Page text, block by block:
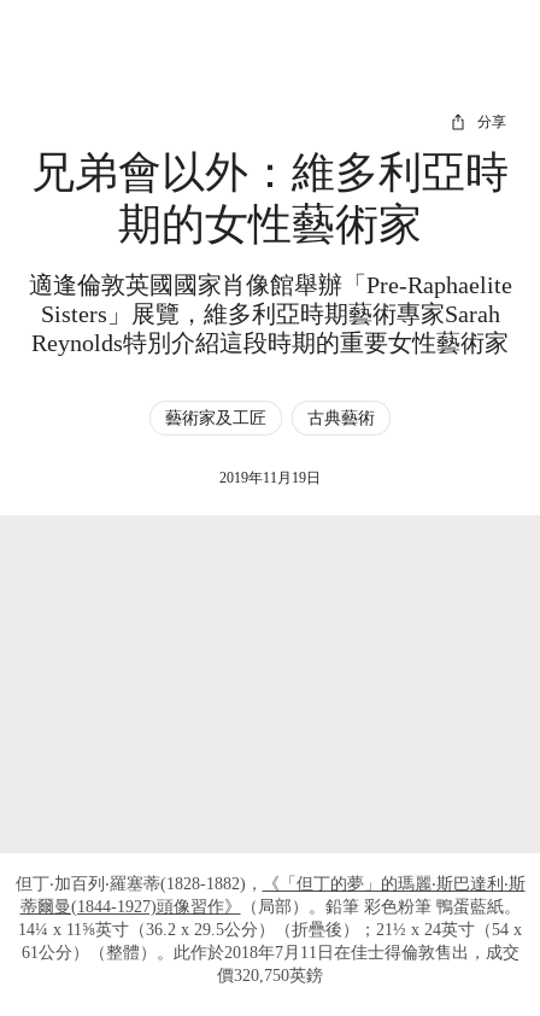
分享
兄弟會以外：維多利亞時
期的女性藝術家
適逢倫敦英國國家肖像館舉辦「Pre-Raphaelite
Sisters」展覽，維多利亞時期藝術專家Sarah
Reynolds特別介紹這段時期的重要女性藝術家
藝術家及工匠 古典藝術
2019年11月19日
但丁‧加百列‧羅塞蒂(1828-1882)，
《「但丁的夢」的瑪麗‧斯巴達利‧斯
蒂爾曼(1844-1927)頭像習作》
（局部）。鉛筆 彩色粉筆 鴨蛋藍紙。
14¼ x 11⅝英寸（36.2 x 29.5公分）（折疊後）；21½ x 24英寸（54 x
61公分）（整體）。此作於2018年7月11日在佳士得倫敦售出，成交
價320,750英鎊